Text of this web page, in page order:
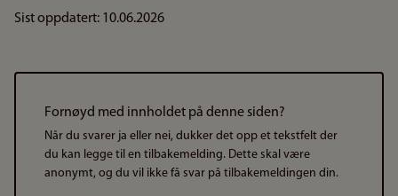
Sist oppdatert: 10.06.2026
Fornøyd med innholdet på denne siden?
Når du svarer ja eller nei, dukker det opp et tekstfelt der
du kan legge til en tilbakemelding. Dette skal være
anonymt, og du vil ikke få svar på tilbakemeldingen din.